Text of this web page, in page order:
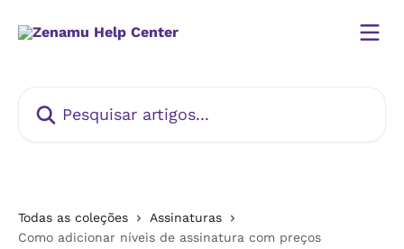
Todas as coleções
Assinaturas
Como adicionar níveis de assinatura com preços